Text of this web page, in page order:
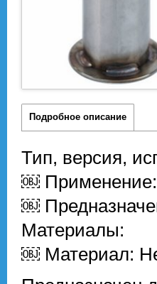
Подробное описание
Тип, версия,
￼ Применение:
￼
Материалы:
￼ Материал: